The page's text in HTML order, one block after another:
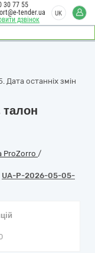
дзвінок
30 77 55
tender.ua
UK
останніх змін
ProZorro /
UA-P-2026-05-05-